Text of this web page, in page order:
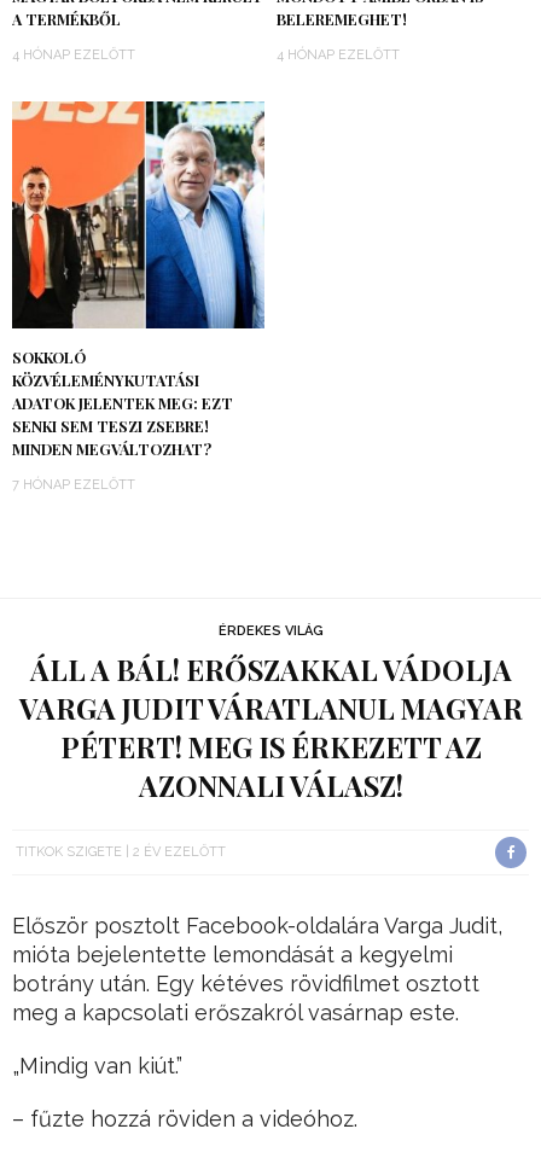
A TERMÉKBŐL
4 HÓNAP EZELŐTT
BELEREMEGHET!
4 HÓNAP EZELŐTT
SOKKOLÓ
KÖZVÉLEMÉNYKUTATÁSI
ADATOK JELENTEK MEG: EZT
SENKI SEM TESZI ZSEBRE!
MINDEN MEGVÁLTOZHAT?
7 HÓNAP EZELŐTT
ÉRDEKES VILÁG
ÁLL A BÁL! ERŐSZAKKAL VÁDOLJA
VARGA JUDIT VÁRATLANUL MAGYAR
PÉTERT! MEG IS ÉRKEZETT AZ
AZONNALI VÁLASZ!
TITKOK SZIGETE 2 ÉV EZELŐTT
Először posztolt Facebook-oldalára Varga Judit,
mióta bejelentette lemondását a kegyelmi
botrány után. Egy kétéves rövidfilmet osztott
meg a kapcsolati erőszakról vasárnap este.
„Mindig van kiút.”
– fűzte hozzá röviden a videóhoz.